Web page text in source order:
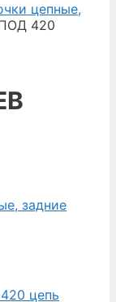
цепные,
420
задние